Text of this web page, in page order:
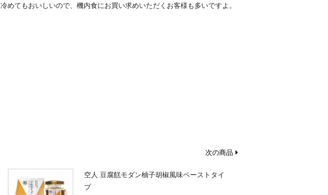
冷めてもおいしいので、機内食にお買い求めいただくお客様も多いですよ。
次の商品
空人 豆腐餻モダン柚子胡椒風味ペーストタイ
プ